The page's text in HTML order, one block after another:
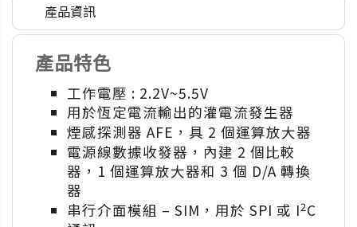
產品資訊
產品特色
工作電壓 : 2.2V~5.5V
用於恆定電流輸出的灌電流發生器
煙感探測器 AFE，具 2 個運算放大器
電源線數據收發器，內建 2 個比較
器，1 個運算放大器和 3 個 D/A 轉換
器
串行介面模組 – SIM，用於 SPI 或 I2C